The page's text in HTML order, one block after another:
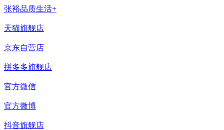
张裕品质生活+
天猫旗舰店
京东自营店
拼多多旗舰店
官方微信
官方微博
抖音旗舰店